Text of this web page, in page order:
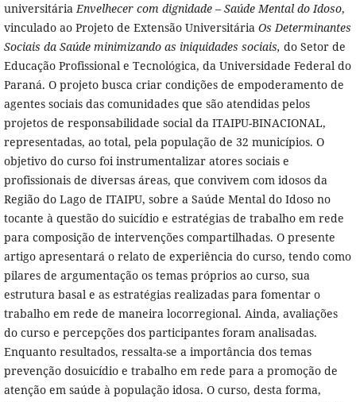
universitáriaEnvelhecer com dignidade – Saúde Mental do Idoso,
vinculado ao Projeto de Extensão Universitária Os Determinantes
Sociais da Saúde minimizando as iniquidades sociais, do Setor de
Educação Profissional e Tecnológica, da Universidade Federal do
Paraná. O projeto busca criar condições de empoderamento de
agentes sociais das comunidades que são atendidas pelos
projetos de responsabilidade social da ITAIPU-BINACIONAL,
representadas, ao total, pela população de 32 municípios. O
objetivo do curso foi instrumentalizar atores sociais e
profissionais de diversas áreas, que convivem com idosos da
Região do Lago de ITAIPU, sobre a Saúde Mental do Idoso no
tocante à questão do suicídio e estratégias de trabalho em rede
para composição de intervenções compartilhadas. O presente
artigo apresentará o relato de experiência do curso, tendo como
pilares de argumentação os temas próprios ao curso, sua
estrutura basal e as estratégias realizadas para fomentar o
trabalho em rede de maneira locorregional. Ainda, avaliações
do curso e percepções dos participantes foram analisadas.
Enquanto resultados, ressalta-se a importância dos temas
prevenção dosuicídio e trabalho em rede para a promoção de
atenção em saúde à população idosa. O curso, desta forma,